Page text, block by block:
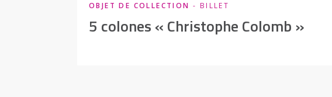
OBJET DE COLLECTION - BILLET
5 colones « Christophe Colomb »